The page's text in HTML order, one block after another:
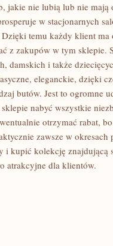
jakie nie lubią lub nie
w stacjonarnych
temu każdy klient
z zakupów w tym sklepie.
damskich i także
eleganckie, dzięki
butów. Jest to ogromne
nabyć wszystkie
otrzymać rabat,
zawsze w
i kupić kolekcję znajdującą
atrakcyjne dla klientów.